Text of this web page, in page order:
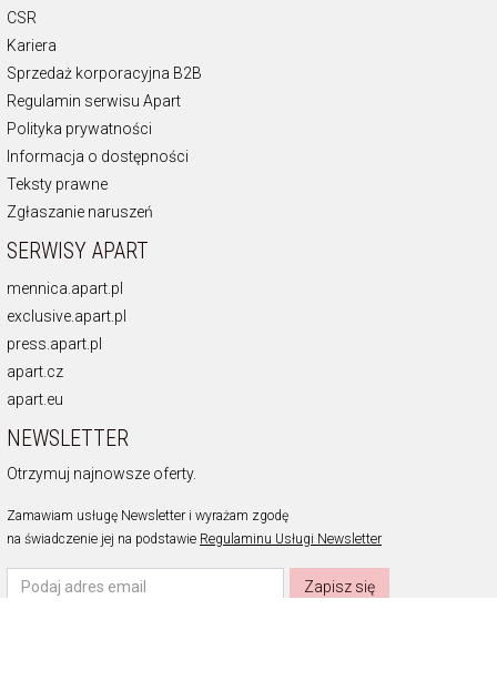
CSR
Kariera
Sprzedaż korporacyjna B2B
Regulamin serwisu Apart
Polityka prywatności
Informacja o dostępności
Teksty prawne
Zgłaszanie naruszeń
SERWISY APART
mennica.apart.pl
exclusive.apart.pl
press.apart.pl
apart.cz
apart.eu
NEWSLETTER
Otrzymuj najnowsze oferty.
Zamawiam usługę Newsletter i wyrażam zgodę
na świadczenie jej na podstawie Regulaminu Usługi Newsletter
Zapisz się